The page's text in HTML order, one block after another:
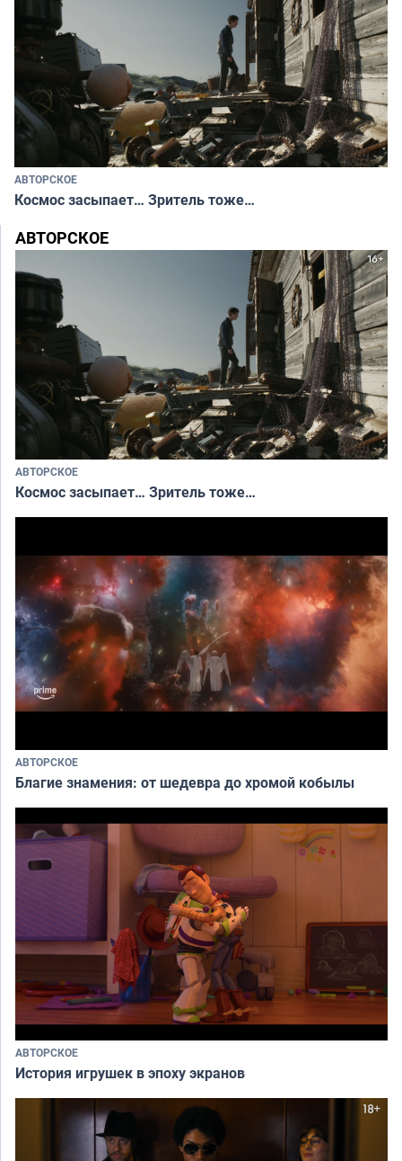
АВТОРСКОЕ
Космос засыпает… Зритель тоже…
АВТОРСКОЕ
АВТОРСКОЕ
Космос засыпает… Зритель тоже…
АВТОРСКОЕ
Благие знамения: от шедевра до хромой кобылы
АВТОРСКОЕ
История игрушек в эпоху экранов